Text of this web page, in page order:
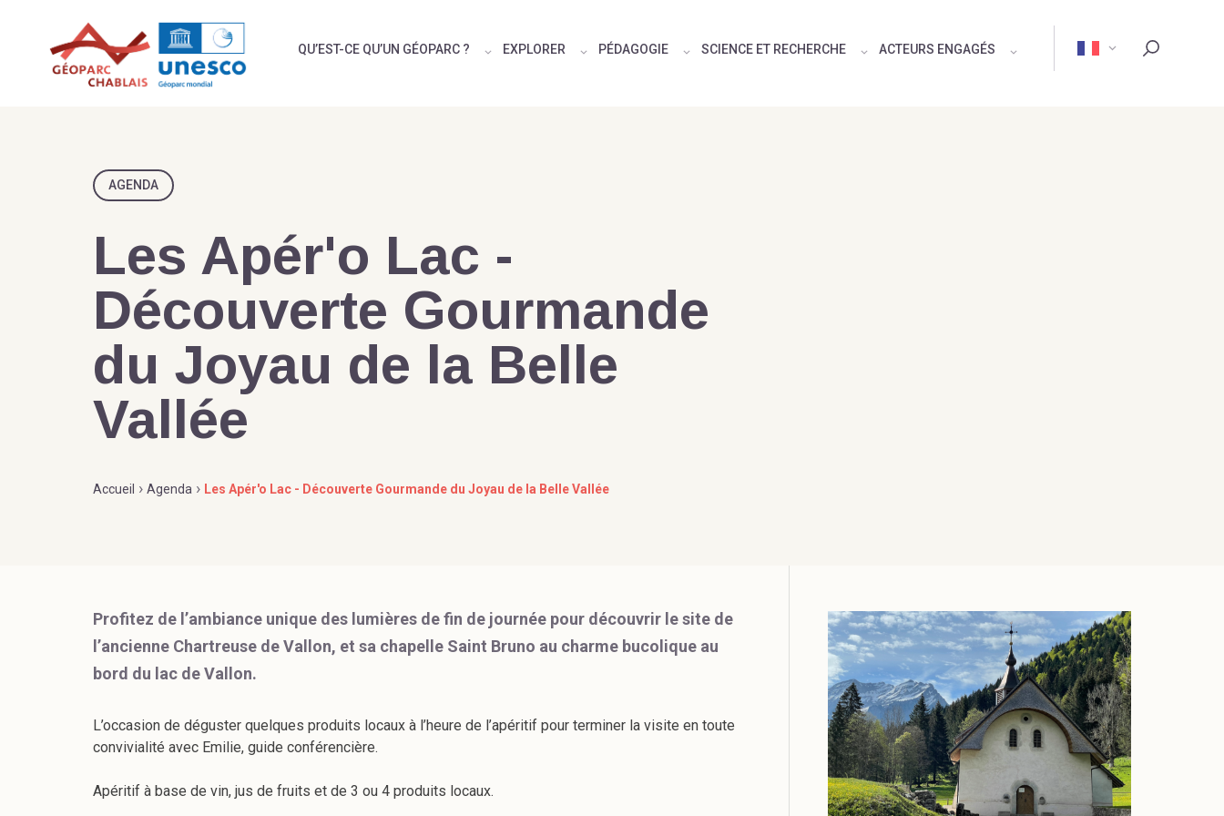
QU’EST-CE QU’UN GÉOPARC ? EXPLORER PÉDAGOGIE SCIENCE ET RECHERCHE ACTEURS ENGAGÉS
AGENDA
Les Apér'o Lac -
Découverte Gourmande
du Joyau de la Belle
Vallée
Accueil › Agenda › Les Apér'o Lac - Découverte Gourmande du Joyau de la Belle Vallée
Profitez de l’ambiance unique des lumières de fin de journée pour découvrir le site de
l’ancienne Chartreuse de Vallon, et sa chapelle Saint Bruno au charme bucolique au
bord du lac de Vallon.
L’occasion de déguster quelques produits locaux à l’heure de l’apéritif pour terminer la visite en toute
convivialité avec Emilie, guide conférencière.
Apéritif à base de vin, jus de fruits et de 3 ou 4 produits locaux.